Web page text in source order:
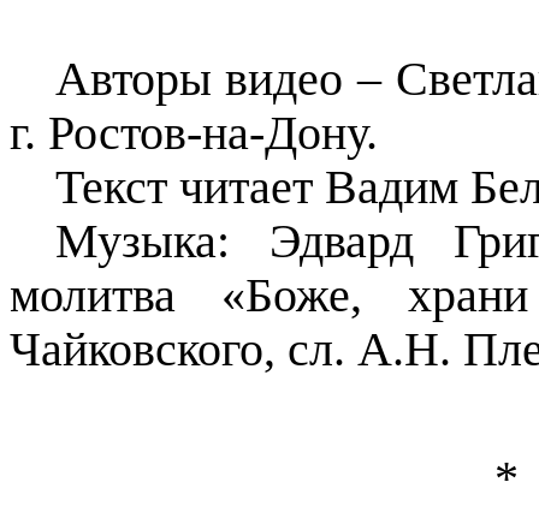
Авторы видео –
г. Ростов-на-Дону.
Текст читает Вадим
Музыка: Эдвард
молитва «Боже,
Чайковского, сл. А.Н.
*